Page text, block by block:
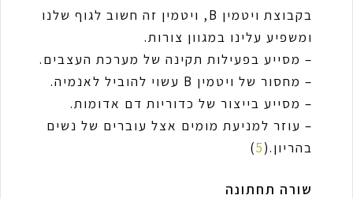
בקבוצת ויטמין B, ויטמין זה חשוב לגוף שלנו
ומשפיע עלינו במגוון צורות.
– מסייע בפעילות תקינה של מערכת העצבים.
– מחסור של ויטמין B עשוי להוביל לאנמיה.
– מסייע בייצור של כדוריות דם אדומות.
– עוזר למניעת מומים אצל עוברים של נשים
בהריון.(5
)
שורה תחתונה